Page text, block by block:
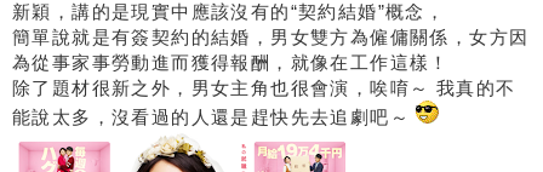
新穎，講的是現實中應該沒有的“契約結婚”概念，
簡單說就是有簽契約的結婚，男女雙方為僱傭關係，女方因
為從事家事勞動進而獲得報酬，就像在工作這樣！
除了題材很新之外，男女主角也很會演，唉唷～ 我真的不
能說太多，沒看過的人還是趕快先去追劇吧～